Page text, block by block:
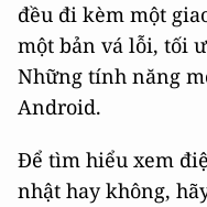
đều đi kèm một
một bản vá lỗi, tối
Những tính năng
Android.
Để tìm hiểu xem
nhật hay không,